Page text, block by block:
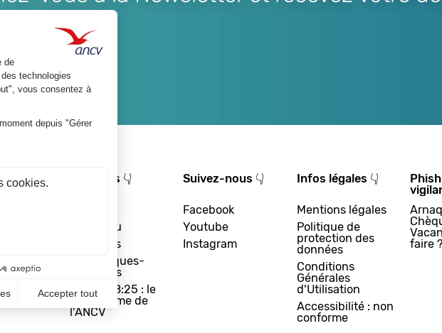
A propos 👇
Le réseau
Les actus
Les Chèques-
Vacances
Départ 18:25 : le
programme de
l'ANCV
Suivez-nous 👇
Facebook
Youtube
Instagram
Infos légales 👇
Mentions légales
Politique de
protection des
données
Conditions
Générales
d'Utilisation
Accessibilité : non
conforme
faire